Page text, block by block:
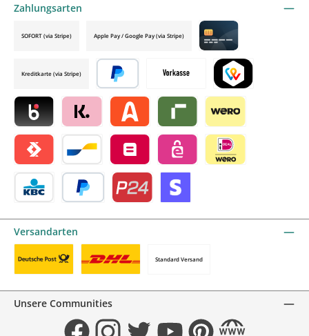
Zahlungsarten
Vorkasse TWINT by mollie
Blik by mollieKlarna by mollieAlma by mollieRiverty by mollie
Wero
Satispay by mollieBancontact by mollie
Belfius by mollieeps by mollie
SOFORT (via Stripe) Apple Pay / Google Pay (via Stripe)
Credit card by mollie
Kreditkarte (via Stripe)
Später bezahlen
Versandarten
Standard Versand
Unsere Communities